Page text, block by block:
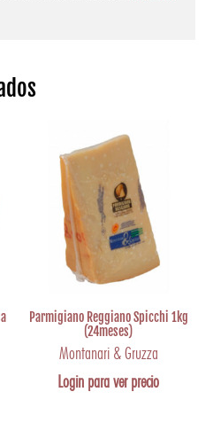
Parmigiano Reggiano Spicchi 1kg
(24meses)
Montanari & Gruzza
Login para ver precio